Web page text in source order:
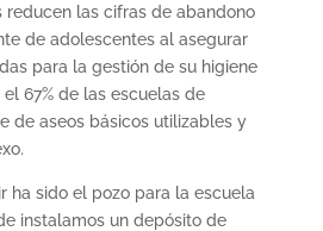
reducen las cifras de abandono
de adolescentes al asegurar
para la gestión de su higiene
67% de las escuelas de
de aseos básicos utilizables y
ha sido el pozo para la escuela
instalamos un depósito de